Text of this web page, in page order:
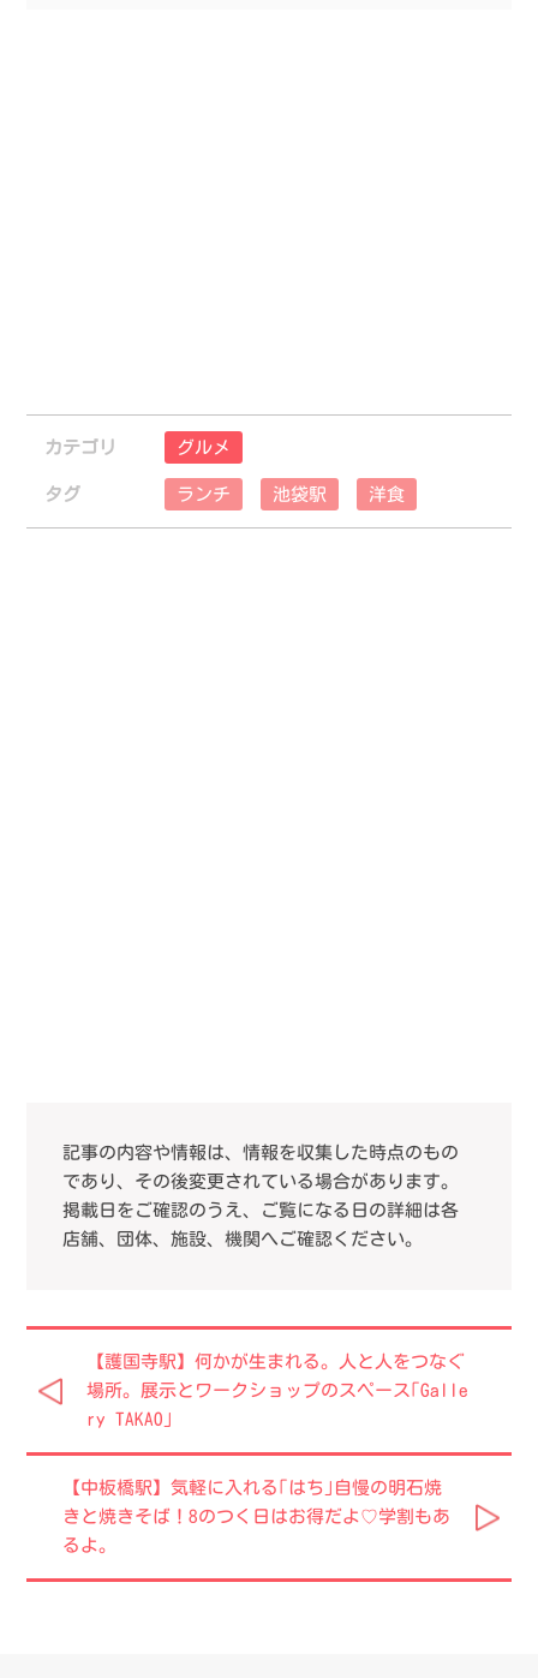
カテゴリ グルメ
タグ ランチ 池袋駅 洋食
記事の内容や情報は、情報を収集した時点のもの
であり、その後変更されている場合があります。
掲載日をご確認のうえ、ご覧になる日の詳細は各
店舗、団体、施設、機関へご確認ください。
【護国寺駅】何かが生まれる。人と人をつなぐ
場所。展示とワークショップのスペース｢Galle
ry TAKAO｣
【中板橋駅】気軽に入れる｢はち｣自慢の明石焼
きと焼きそば！8のつく日はお得だよ♡学割もあ
るよ。